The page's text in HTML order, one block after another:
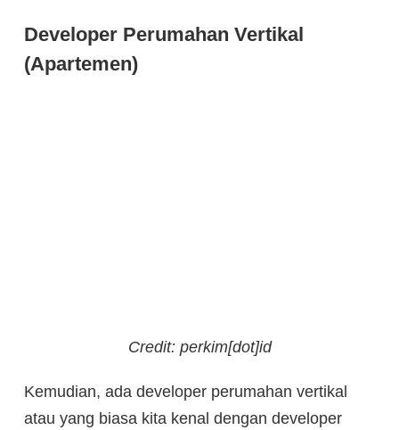
Developer Perumahan Vertikal
(Apartemen)
Credit: perkim[dot]id
Kemudian, ada developer perumahan vertikal
atau yang biasa kita kenal dengan developer